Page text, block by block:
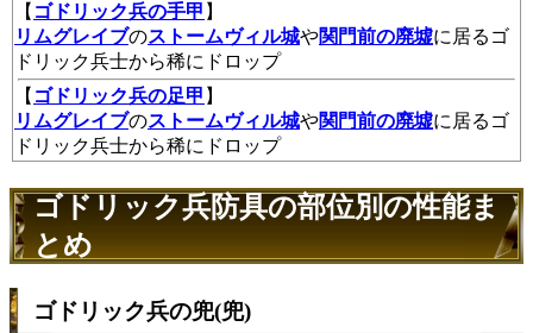
【 ゴドリック兵の手甲 】
リムグレイブのストームヴィル城や関門前の廃墟に居るゴ
ドリック兵士から稀にドロップ
【 ゴドリック兵の足甲 】
リムグレイブのストームヴィル城や関門前の廃墟に居るゴ
ドリック兵士から稀にドロップ
ゴドリック兵防具の部位別の性能ま
とめ
ゴドリック兵の兜(兜)